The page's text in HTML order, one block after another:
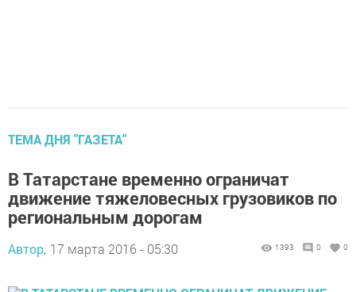
ТЕМА ДНЯ "ГАЗЕТА"
В Татарстане временно ограничат
движение тяжеловесных грузовиков по
региональным дорогам
Автор, 17 марта 2016 - 05:30 1393 0 0